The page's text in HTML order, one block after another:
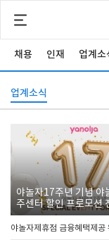
채용 인재 업계소
업계소식
야놀자17주년 기념 야
주센터 할인 프로모션
야놀자제휴점 금융혜택제공